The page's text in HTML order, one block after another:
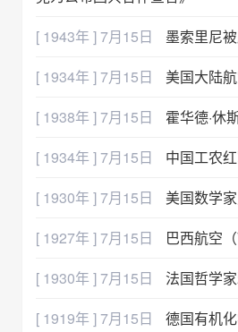
[ 1943年 ] 7月15日
墨索里尼
[ 1934年 ] 7月15日
美国大陆
[ 1938年 ] 7月15日
霍华德·休
[ 1934年 ] 7月15日
中国工农
[ 1930年 ] 7月15日
美国数学
[ 1927年 ] 7月15日
巴西航空
[ 1930年 ] 7月15日
法国哲学
[ 1919年 ] 7月15日
德国有机